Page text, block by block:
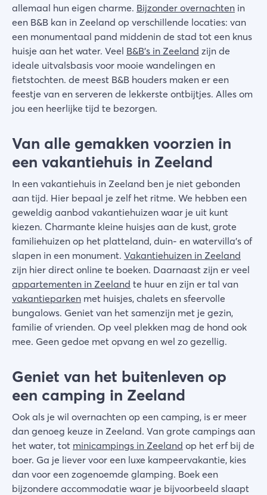
allemaal hun eigen charme. Bijzonder overnachten in
een B&B kan in Zeeland op verschillende locaties: van
een monumentaal pand middenin de stad tot een knus
huisje aan het water. Veel B&B's in Zeeland zijn de
ideale uitvalsbasis voor mooie wandelingen en
fietstochten. de meest B&B houders maken er een
feestje van en serveren de lekkerste ontbijtjes. Alles om
jou een heerlijke tijd te bezorgen.
Van alle gemakken voorzien in
een vakantiehuis in Zeeland
In een vakantiehuis in Zeeland ben je niet gebonden
aan tijd. Hier bepaal je zelf het ritme. We hebben een
geweldig aanbod vakantiehuizen waar je uit kunt
kiezen. Charmante kleine huisjes aan de kust, grote
familiehuizen op het platteland, duin- en watervilla's of
slapen in een monument. Vakantiehuizen in Zeeland
zijn hier direct online te boeken. Daarnaast zijn er veel
appartementen in Zeeland te huur en zijn er tal van
vakantieparken met huisjes, chalets en sfeervolle
bungalows. Geniet van het samenzijn met je gezin,
familie of vrienden. Op veel plekken mag de hond ook
mee. Geen gedoe met opvang en wel zo gezellig.
Geniet van het buitenleven op
een camping in Zeeland
Ook als je wil overnachten op een camping, is er meer
dan genoeg keuze in Zeeland. Van grote campings aan
het water, tot minicampings in Zeeland op het erf bij de
boer. Ga je liever voor een luxe kampeervakantie, kies
dan voor een zogenoemde glamping. Boek een
bijzondere accommodatie waar je bijvoorbeeld slaapt